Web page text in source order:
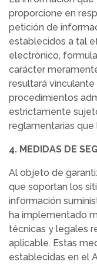
proporcione en
petición de
establecidos a tal
electrónico,
carácter
resultará
procedimientos
estrictamente
reglamentarias que
4. MEDIDAS DE
Al objeto de
que soportan los
información
ha implementado
técnicas y legales
aplicable. Estas
establecidas en el